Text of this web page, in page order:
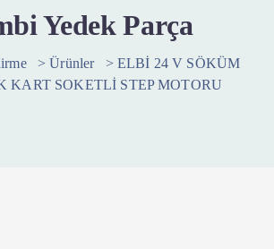
Yedek Parça
>Ürünler > ELBİ 24 V SÖKÜM
KART SOKETLİ STEP MOTORU